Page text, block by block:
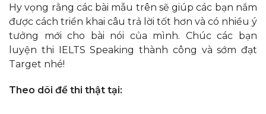
Hy vọng rằng các bài mẫu trên sẽ giúp các bạn nắm
được cách triển khai câu trả lời tốt hơn và có nhiều ý
tưởng mới cho bài nói của mình. Chúc các bạn
luyện thi IELTS Speaking thành công và sớm đạt
Target nhé!
Theo dõi đề thi thật tại: